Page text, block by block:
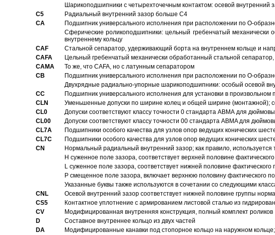
Шарикоподшипники с четырехточечным контактом: осевой внутренний
C5
Pадиальный внутренний зазор больше C4
CA
Подшипник универсального исполнения при расположении по О-
Сферические роликоподшипники: цельный гребенчатый
внутреннему кольцу
CAF
Стальной сепаратор, удерживающий борта на внутреннем кольце и
CAFA
Цельный гребенчатый механически обработанный стальной
CAMA
То же, что CAFA, но с латунным сепаратором
CB
Подшипник универсального исполнения при расположении по О-
Двухрядные радиально-упорные шарикоподшипники: особый осевой
CC
Подшипник универсального исполнения для установки в
CLN
Уменьшенные допуски по ширине колец и общей ширине (монтажной);
CL0
Допуски соответствуют классу точности 0 стандарта АВМА для
CL00
Допуски соответствуют классу точности 00 стандарта ABMA для
CL7A
Подшипники особого качества для узлов опор ведущих конических
CL7C
Подшипники особого качества для узлов опор ведущих конических
CN
Hормальный радиальный внутренний зазор; как правило,
H суженное поле зазора, соответствует верхней половине
L суженное поле зазора, соответствует нижней половине фактического
P смещенное поле зазора, включает верхнюю половину фактического
Указанные буквы также используются в сочетании со следующими
CNL
Осевой внутренний зазор соответствует нижней половине группы
CS5
Контактное уплотнение с армированием листовой сталью из
CV
Модифицированная внутренняя конструкция, полный комплект роликов
D
Составное внутреннее кольцо из двух частей
DA
Модифицированные канавки под стопорное кольцо на наружном